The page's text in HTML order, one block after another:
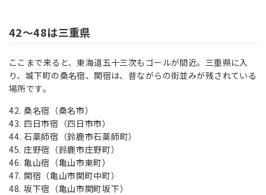
42～48は三重県
ここまで来ると、東海道五十三次もゴールが間近。三重県に入
り、城下町の桑名宿、関宿は、昔ながらの街並みが残されている
場所です。
桑名宿（桑名市）
四日市宿（四日市市）
石薬師宿（鈴鹿市石薬師町）
庄野宿（鈴鹿市庄野町）
亀山宿（亀山市東町）
関宿（亀山市関町中町）
坂下宿（亀山市関町坂下）